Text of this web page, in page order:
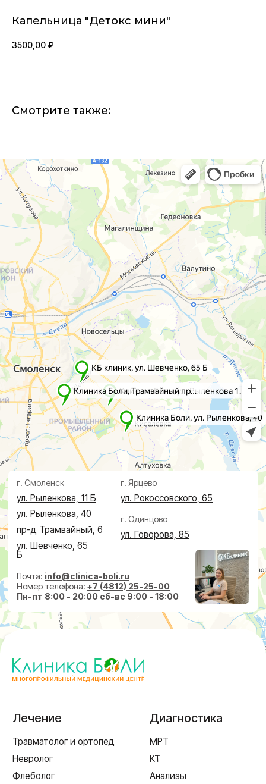
Капельница "Детокс мини"
3500,00 ₽
Смотрите также:
Почта:info@clinica-boli.ru
Номер телефона:
+7 (4812) 25-25-00
Пн-пт 8:00 - 20:00 сб-вс 9:00 - 18:00
г. Смоленск
ул. Рыленкова, 11 Б
ул. Рыленкова, 40
пр-д Трамвайный, 6
ул. Шевченко, 65
Б
г. Ярцево
ул. Рокоссовского, 65
г. Одинцово
ул. Говорова, 85
Заказать обратный звонок
г. Смоленск
Пн-пт 8:00 - 20:00 сб-вс 9:00 - 18:00
Диагностика
МРТ
Анализы
Чек-Апы
Лечение
Травматолог и ортопед
Невролог
Проктолог
Флеболог
Дерматолог
Косметолог
Ревматолог
Терапевт
Лечение по ДМС
Лечебные блокады
Малоинвазивная
хирургия
По проктологии
По флебологии
О клинике
Акции
Новости
Социальные проекты